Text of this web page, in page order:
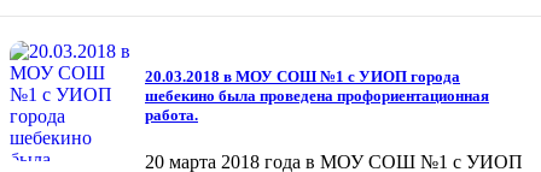
20.03.2018 в МОУ СОШ №1 с УИОП города
шебекино была проведена профориентационная
работа.
20 марта 2018 года в МОУ СОШ №1 с УИОП